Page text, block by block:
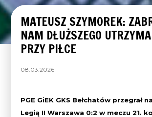
MATEUSZ SZYMOREK:
NAM DŁUŻSZEGO
PRZY PIŁCE
08.03.2026
PGE GiEK GKS Bełchatów przegrał
Legią II Warszawa 0:2 w meczu 21.